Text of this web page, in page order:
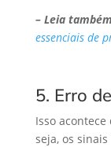
– Leia
essenciais de
5. Erro
Isso
seja, os